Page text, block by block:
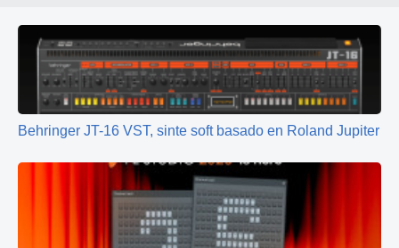
Behringer JT-16 VST, sinte soft basado en Roland Jupiter